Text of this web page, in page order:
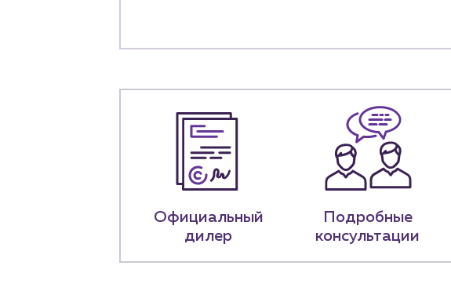
Пн – пт: 9:00 – 18:00
Официальный
дилер
Подробные
консультации